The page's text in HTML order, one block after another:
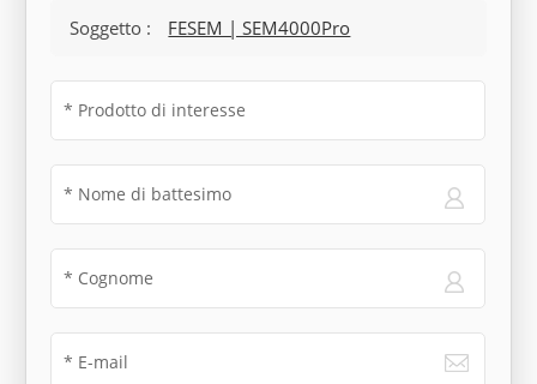
Soggetto : FESEM | SEM4000Pro